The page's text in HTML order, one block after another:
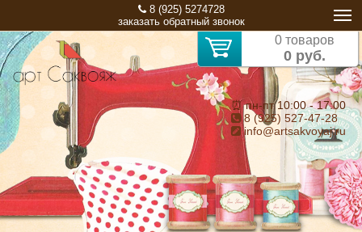
8 (925) 5274728
заказать обратный звонок
0 товаров
0 руб.
⏰ пн-пт 10:00 - 17:00
8 (925) 527-47-28
info@artsakvoyaj.ru